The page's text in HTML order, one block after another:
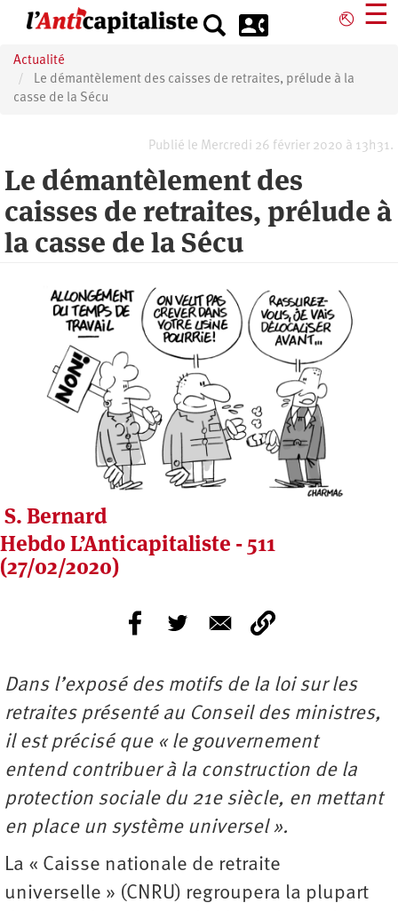
principal
⎋ ☰
Actualité
Le démantèlement des caisses de retraites, prélude à la
casse de la Sécu
Publié le Mercredi 26 février 2020 à 13h31.
Le démantèlement des
caisses de retraites, prélude à
la casse de la Sécu
S. Bernard
Hebdo L’Anticapitaliste - 511
(27/02/2020)
Dans l’exposé des motifs de la loi sur les
retraites présenté au Conseil des ministres,
il est précisé que « le gouvernement
entend contribuer à la construction de la
protection sociale du 21e siècle, en mettant
en place un système universel ».
La « Caisse nationale de retraite
universelle » (CNRU) regroupera la plupart